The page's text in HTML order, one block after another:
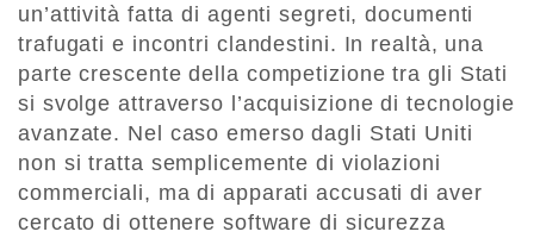
un’attività fatta di agenti segreti, documenti
trafugati e incontri clandestini. In realtà, una
parte crescente della competizione tra gli Stati
si svolge attraverso l’acquisizione di tecnologie
avanzate. Nel caso emerso dagli Stati Uniti
non si tratta semplicemente di violazioni
commerciali, ma di apparati accusati di aver
cercato di ottenere software di sicurezza